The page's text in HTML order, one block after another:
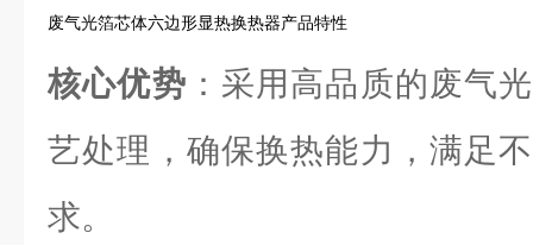
废气光箔芯体六边形显热换热器产品特性
核心优势 ：采用高品质的废气
艺处理，确保换热能力，满足
求。